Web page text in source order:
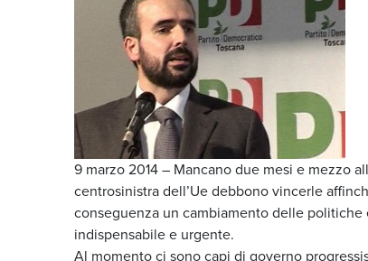
9 marzo 2014 – Mancano due mesi e mezzo
centrosinistra dell’Ue debbono vincerle
conseguenza un cambiamento delle
indispensabile e urgente.
Al momento ci sono capi di governo